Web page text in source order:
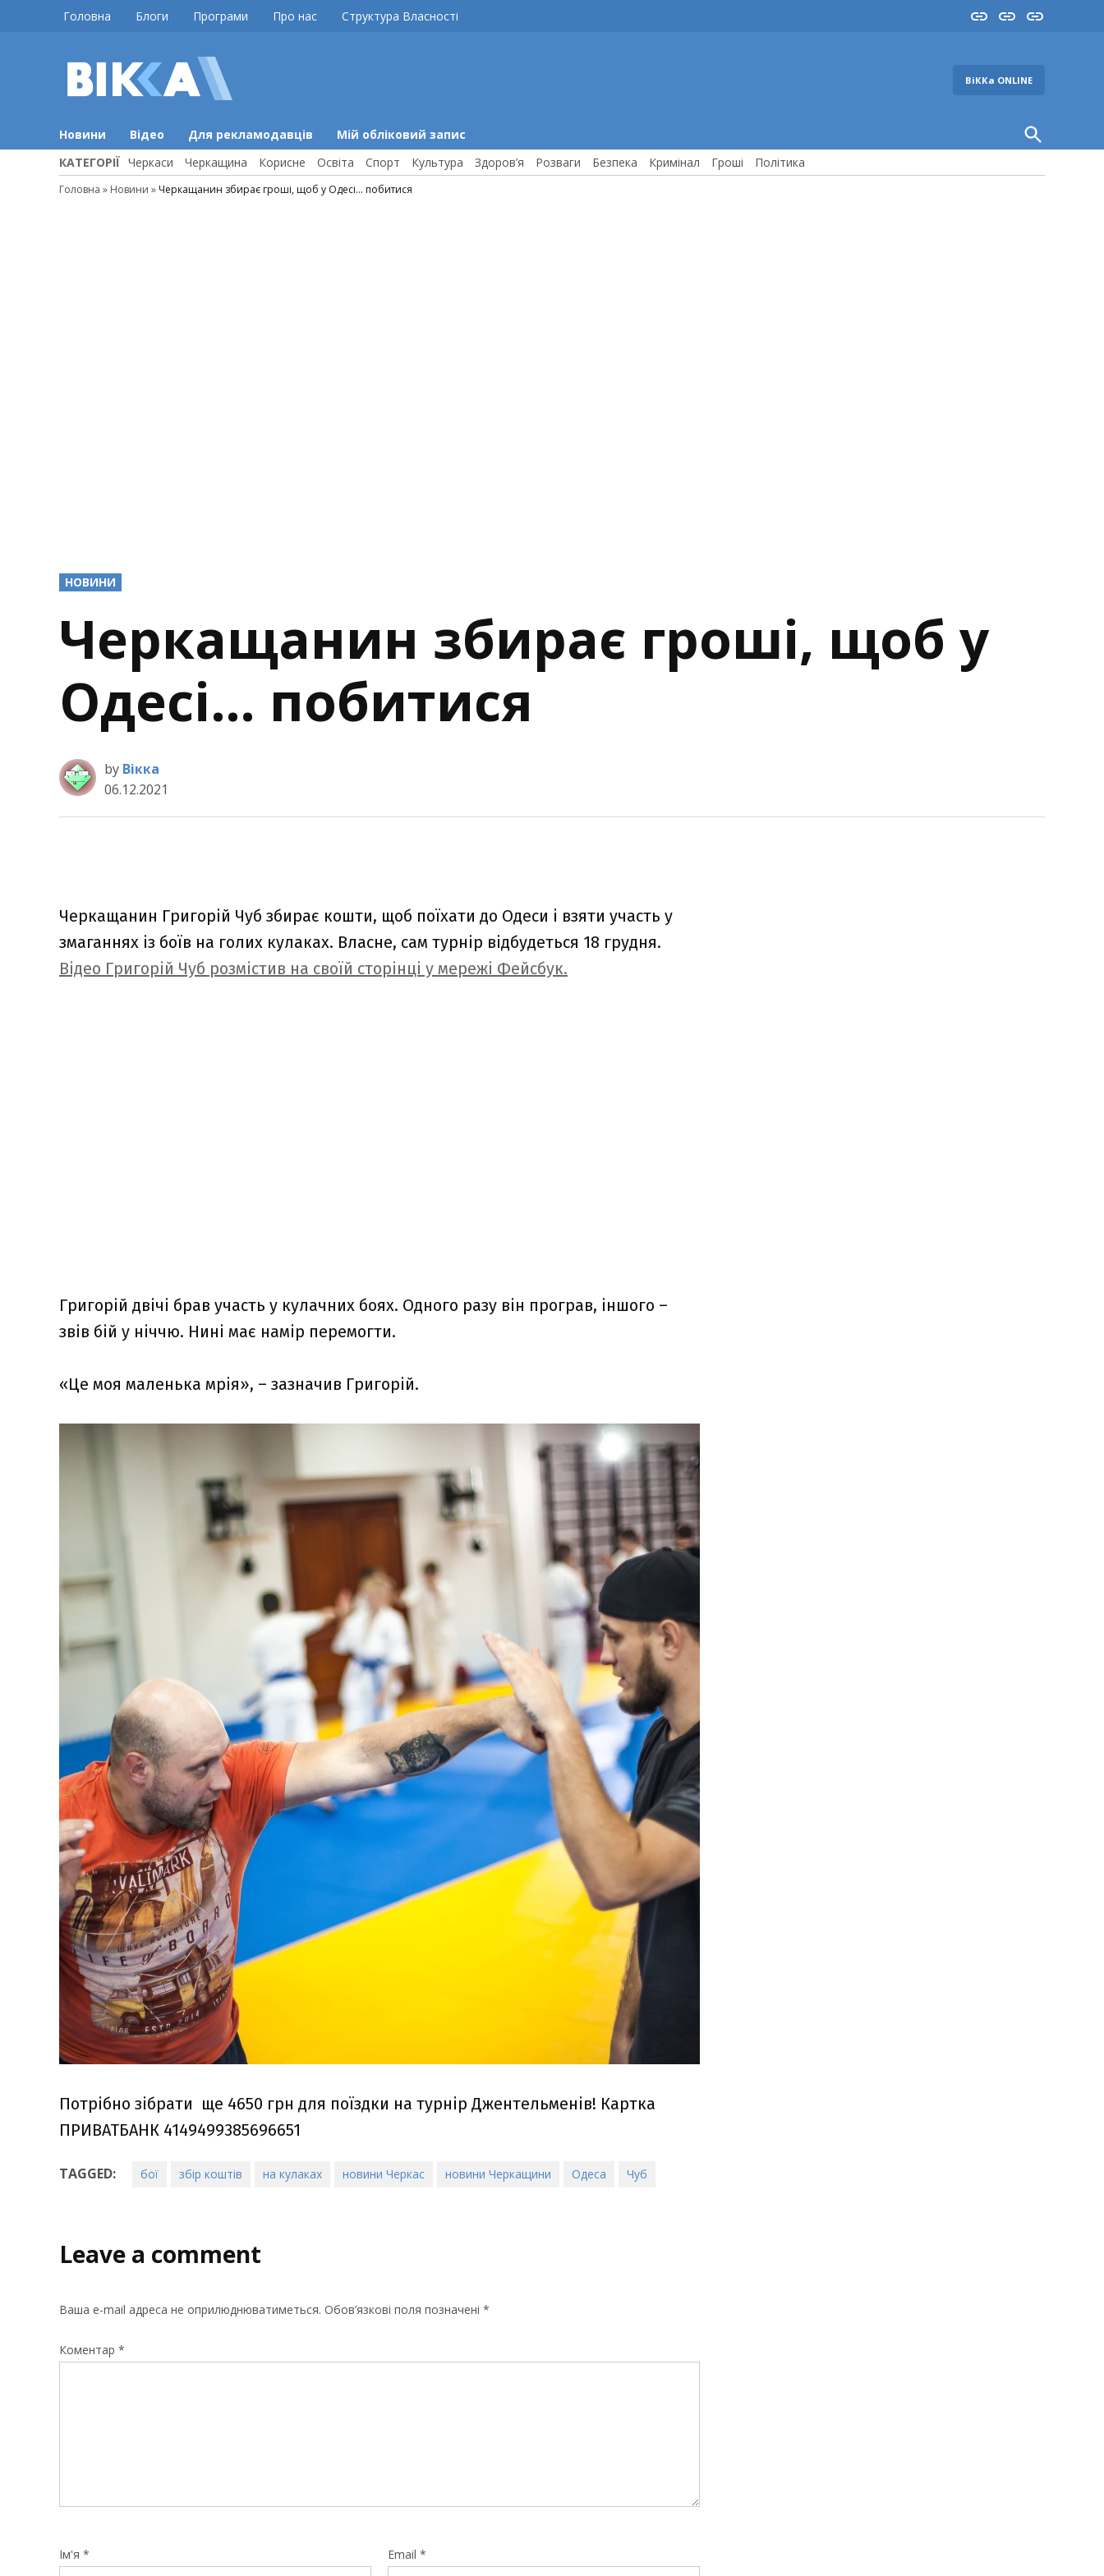
Головна Блоги Програми Про нас Структура Власності InstaYouTube
FB
ВіККа ONLINE
Новини Відео Для рекламодавців Мій обліковий запис
Open
Search
КАТЕГОРІЇ Черкаси Черкащина Корисне Освіта Спорт Культура Здоров’я Розваги Безпека Кримінал Гроші Політика
Головна » Новини » Черкащанин збирає гроші, щоб у Одесі… побитися
POSTED
IN
НОВИНИ
Черкащанин збирає гроші, щоб у
Одесі… побитися
by Вікка
06.12.2021
Черкащанин Григорій Чуб збирає кошти, щоб поїхати до Одеси і взяти участь у
змаганнях із боїв на голих кулаках. Власне, сам турнір відбудеться 18 грудня.
Відео Григорій Чуб розмістив на своїй сторінці у мережі Фейсбук.
Григорій двічі брав участь у кулачних боях. Одного разу він програв, іншого –
звів бій у ніччю. Нині має намір перемогти.
«Це моя маленька мрія», – зазначив Григорій.
Потрібно зібрати ще 4650 грн для поїздки на турнір Джентельменів! Картка
ПРИВАТБАНК 4149499385696651
TAGGED: бої збір коштів на кулаках новини Черкас новини Черкащини Одеса Чуб
Leave a comment
Ваша e-mail адреса не оприлюднюватиметься. Обов’язкові поля позначені *
Коментар *
Ім'я * Email *